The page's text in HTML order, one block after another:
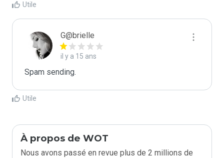
Utile
G@brielle
il y a 15 ans
Spam sending.
Utile
À propos de WOT
Nous avons passé en revue plus de 2 millions de